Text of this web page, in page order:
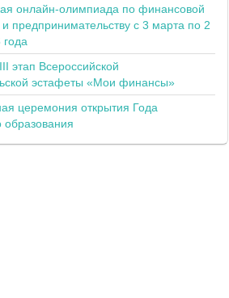
онлайн-олимпиада по финансовой
и предпринимательству с 3 марта по 2
этап Всероссийской
эстафеты «Мои финансы»
церемония открытия Года
образования